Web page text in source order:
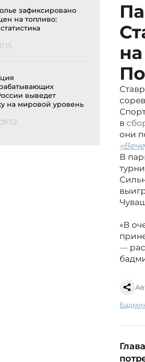
зафиксировано
на топливо:
выведет
на мировой уровень
в
они
В
«В
—